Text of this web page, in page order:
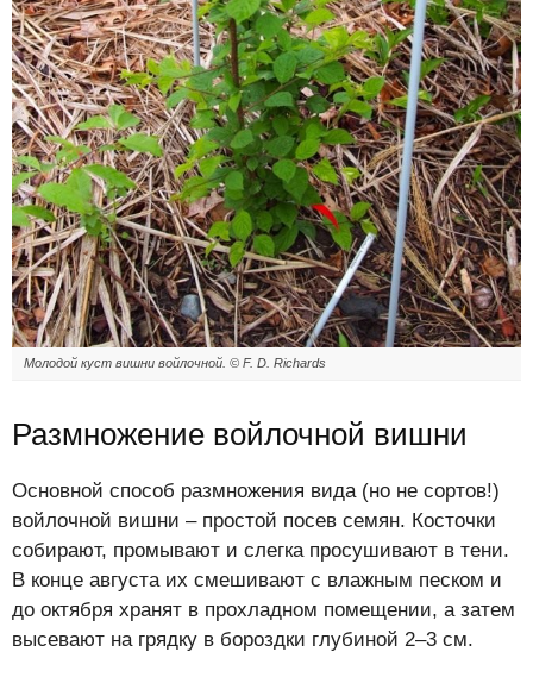
Молодой куст вишни войлочной. © F. D. Richards
Размножение войлочной вишни
Основной способ размножения вида (но не сортов!)
войлочной вишни – простой посев семян. Косточки
собирают, промывают и слегка просушивают в тени.
В конце августа их смешивают с влажным песком и
до октября хранят в прохладном помещении, а затем
высевают на грядку в бороздки глубиной 2–3 см.